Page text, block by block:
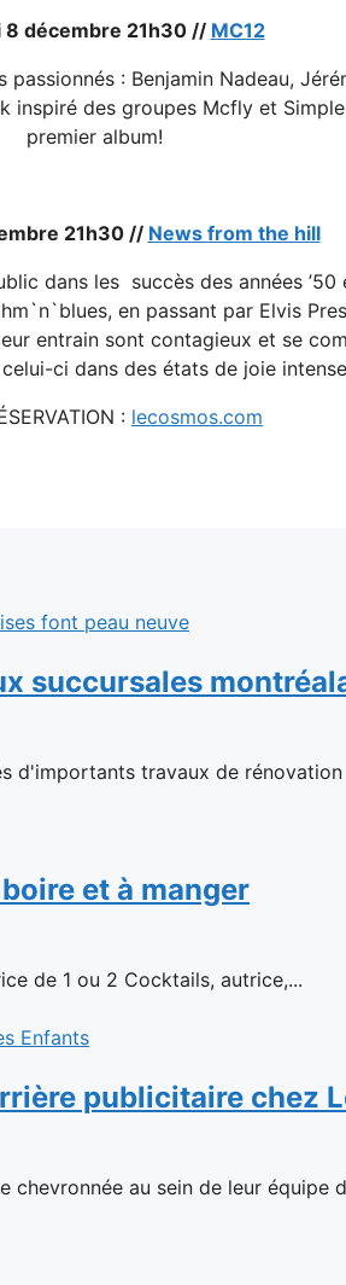
8 décembre 21h30 // MC12
: Benjamin Nadeau,
des groupes Mcfly et
premier album!
21h30 // News from the hill
dans les succès des années
en passant par Elvis
entrain sont contagieux et se
ci dans des états de joie
: lecosmos.com
succursales
d'importants travaux de
et à manger
de 1 ou 2 Cocktails, autrice,...
publicitaire chez
chevronnée au sein de leur équipe